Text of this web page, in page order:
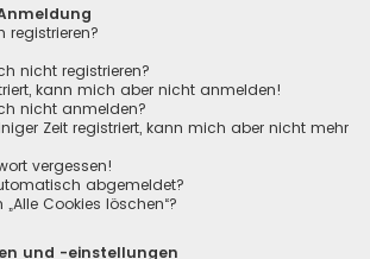
registrieren?
nicht registrieren?
kann mich aber nicht anmelden!
nicht anmelden?
Zeit registriert, kann mich aber nicht mehr
vergessen!
abgemeldet?
Cookies löschen“?
und -einstellungen